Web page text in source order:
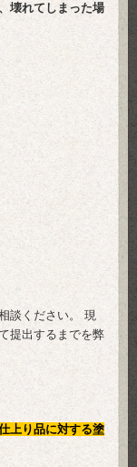
壊れてしまった場
談ください。 現
提出するまでを弊
上り品に対する塗